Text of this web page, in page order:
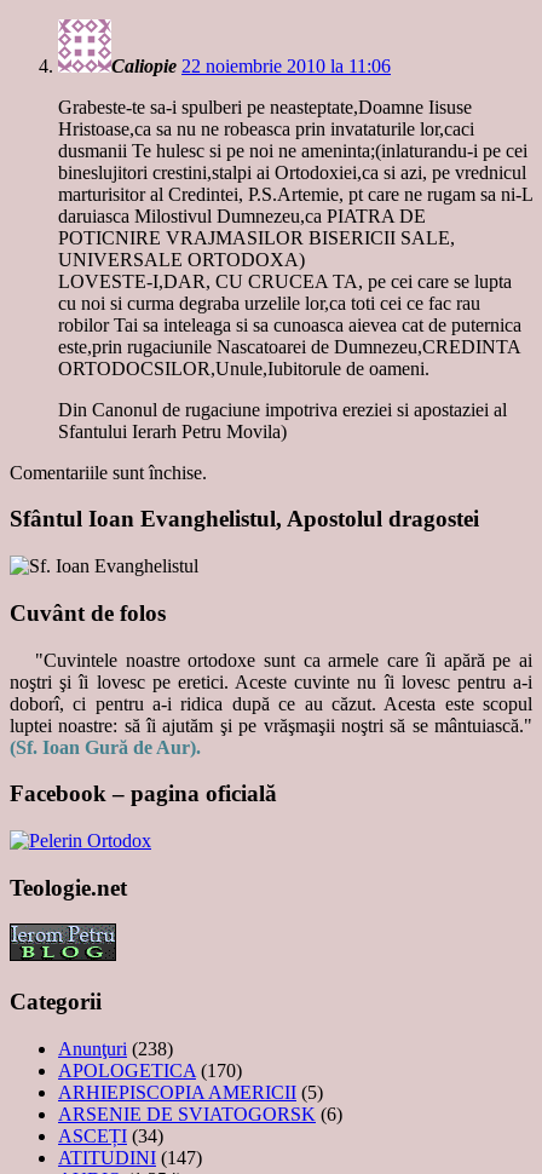
Caliopie 22 noiembrie 2010 la 11:06
Grabeste-te sa-i spulberi pe neasteptate,Doamne Iisuse
Hristoase,ca sa nu ne robeasca prin invataturile lor,caci
dusmanii Te hulesc si pe noi ne ameninta;(inlaturandu-i pe cei
bineslujitori crestini,stalpi ai Ortodoxiei,ca si azi, pe vrednicul
marturisitor al Credintei, P.S.Artemie, pt care ne rugam sa ni-L
daruiasca Milostivul Dumnezeu,ca PIATRA DE
POTICNIRE VRAJMASILOR BISERICII SALE,
UNIVERSALE ORTODOXA)
LOVESTE-I,DAR, CU CRUCEA TA, pe cei care se lupta
cu noi si curma degraba urzelile lor,ca toti cei ce fac rau
robilor Tai sa inteleaga si sa cunoasca aievea cat de puternica
este,prin rugaciunile Nascatoarei de Dumnezeu,CREDINTA
ORTODOCSILOR,Unule,Iubitorule de oameni.
Din Canonul de rugaciune impotriva ereziei si apostaziei al
Sfantului Ierarh Petru Movila)
Comentariile sunt închise.
Sfântul Ioan Evanghelistul, Apostolul dragostei
Cuvânt de folos
"Cuvintele noastre ortodoxe sunt ca armele care îi apără pe ai
noştri şi îi lovesc pe eretici. Aceste cuvinte nu îi lovesc pentru a-i
doborî, ci pentru a-i ridica după ce au căzut. Acesta este scopul
luptei noastre: să îi ajutăm şi pe vrăşmaşii noştri să se mântuiască."
(Sf. Ioan Gură de Aur).
Facebook – pagina oficială
Teologie.net
Categorii
Anunţuri (238)
APOLOGETICA (170)
ARHIEPISCOPIA AMERICII (5)
ARSENIE DE SVIATOGORSK (6)
ASCEȚI (34)
ATITUDINI (147)